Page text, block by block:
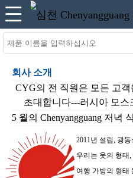
회사 소개
CYG의 전 직원은 모든 고
초대합니다---러시아 모스
5 월의 Chenyangguang 저녁
2011년 설립, 광
우리는 옷의 형태
여행 가방의 형태